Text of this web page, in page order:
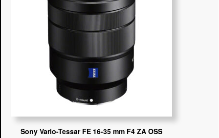
Sony Vario-Tessar FE 16-35 mm F4 ZA OSS